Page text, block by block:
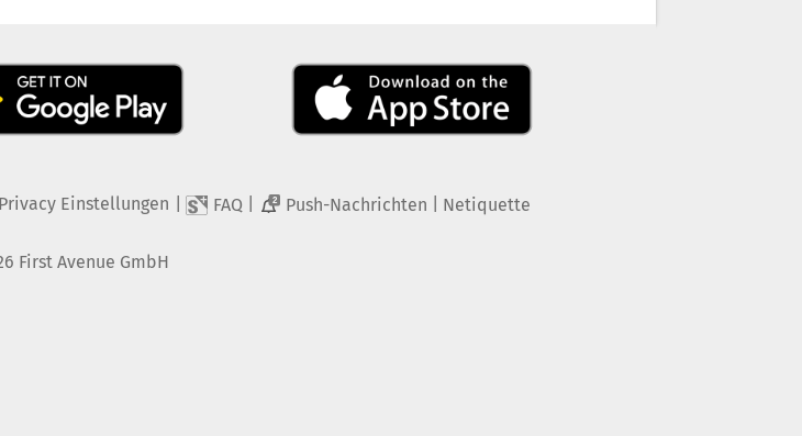
Privacy Einstellungen FAQ 2 Push-Nachrichten Netiquette
First Avenue GmbH